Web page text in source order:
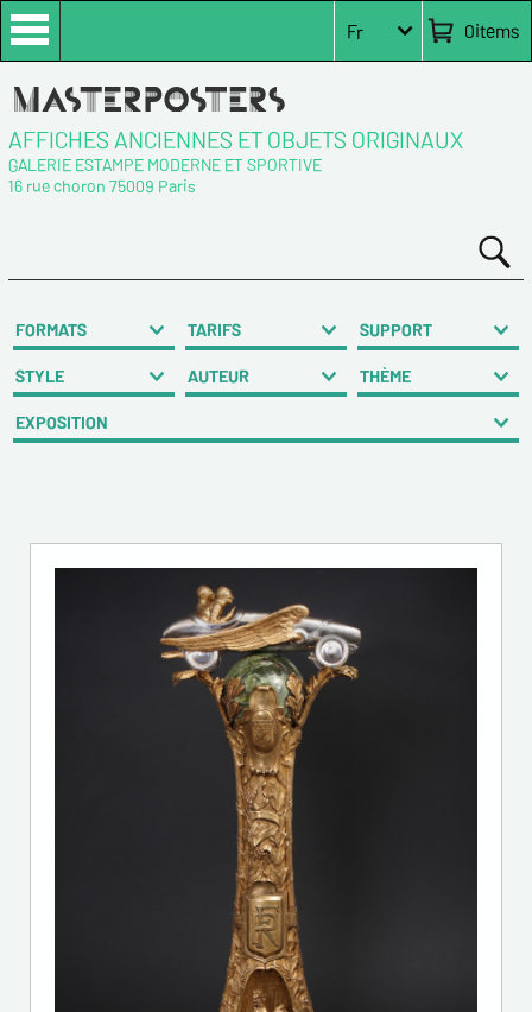
0items
Fr
AFFICHES ANCIENNES ET OBJETS ORIGINAUX
GALERIE ESTAMPE MODERNE ET SPORTIVE
16 rue choron 75009 Paris
FORMATS TARIFS SUPPORT
STYLE AUTEUR THÈME
EXPOSITION